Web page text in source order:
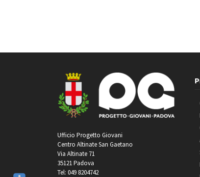
Ufficio Progetto Giovani
Centro Altinate San Gaetano
Via Altinate 71
35121 Padova
Tel: 049 8204742